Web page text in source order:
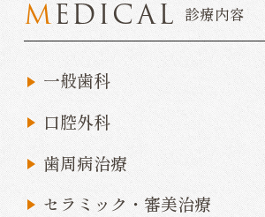
MEDICAL 診療内容
一般歯科
口腔外科
歯周病治療
セラミック・審美治療